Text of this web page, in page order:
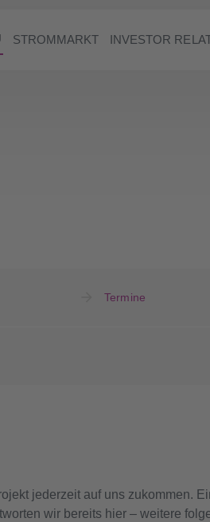
STROMMARKT INVESTOR
Termine
jederzeit auf uns zukommen.
wir bereits hier – weitere